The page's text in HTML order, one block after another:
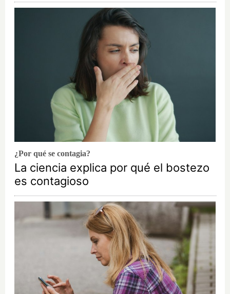
¿Por qué se contagia?
La ciencia explica por qué el bostezo
es contagioso